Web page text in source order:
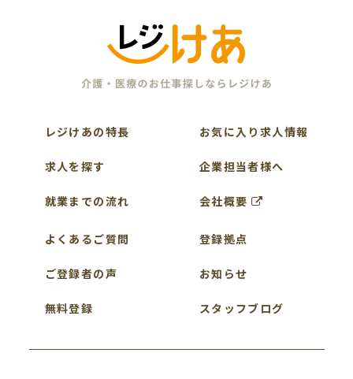
レジけあの特長
求人を探す
就業までの流れ
よくあるご質問
ご登録者の声
無料登録
お気に入り求人情報
企業担当者様へ
会社概要
登録拠点
お知らせ
スタッフブログ